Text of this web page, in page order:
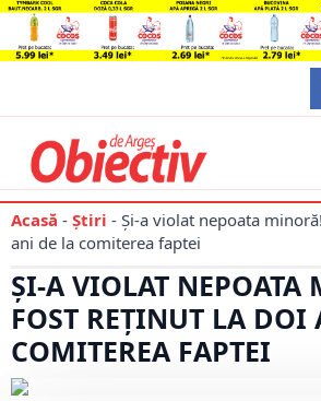
Acasă - Știri - Și-a violat nepoata
ani de la comiterea faptei
ȘI-A VIOLAT NEPOATA
FOST REȚINUT LA DOI
COMITEREA FAPTEI